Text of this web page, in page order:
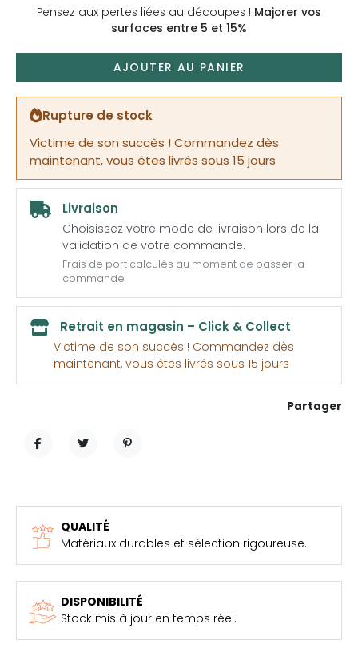
Pensez aux pertes liées au découpes ! Majorer vos
surfaces entre 5 et 15%
AJOUTER AU PANIER
Rupture de stock
Victime de son succès ! Commandez dès
maintenant, vous êtes livrés sous 15 jours
Livraison
Choisissez votre mode de livraison lors de la
validation de votre commande.
Frais de port calculés au moment de passer la
commande
Retrait en magasin – Click & Collect
Victime de son succès ! Commandez dès
maintenant, vous êtes livrés sous 15 jours
Partager
QUALITÉ
Matériaux durables et sélection rigoureuse.
DISPONIBILITÉ
Stock mis à jour en temps réel.